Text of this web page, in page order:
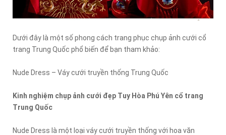
Dưới đây là một số phong cách trang phục chụp ảnh cưới cổ
trang Trung Quốc phổ biến để bạn tham khảo:
Nude Dress – Váy cưới truyền thống Trung Quốc
Kinh nghiệm chụp ảnh cưới đẹp Tuy Hòa Phú Yên cổ trang
Trung Quốc
Nude Dress là một loại váy cưới truyền thống với hoa văn